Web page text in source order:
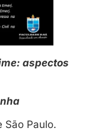
aspectos
São Paulo.